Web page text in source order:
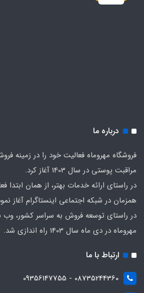
درباره ما
فروشگاه مهروماه فعالیت خود را در زمینه
مراقبت پوستی در سال 1403 آغاز کرد.
در راستای ارائه خدمات بهتر، از همان ابتدا
همزمان در شبکه اجتماعی اینستاگرام آغاز
در راستای توسعه فروش به سراسر کشور، وب
مهروماه در دی ماه سال 1403 راه اندازی شد.
ارتباط با ما
08735244360 - 09356147755